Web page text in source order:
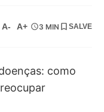
A- A+ 3 MIN SALVE